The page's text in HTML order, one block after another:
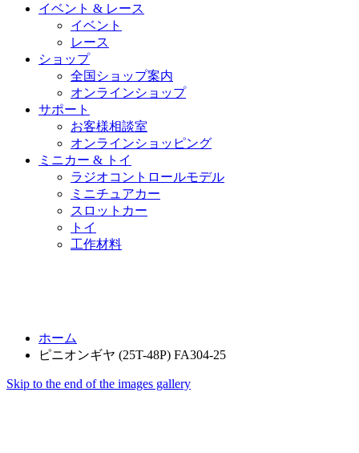
イベント & レース
イベント
レース
ショップ
全国ショップ案内
オンラインショップ
サポート
お客様相談室
オンラインショッピング
ミニカー & トイ
ラジオコントロールモデル
ミニチュアカー
スロットカー
トイ
工作材料
ホーム
ピニオンギヤ (25T-48P) FA304-25
Skip to the end of the images gallery